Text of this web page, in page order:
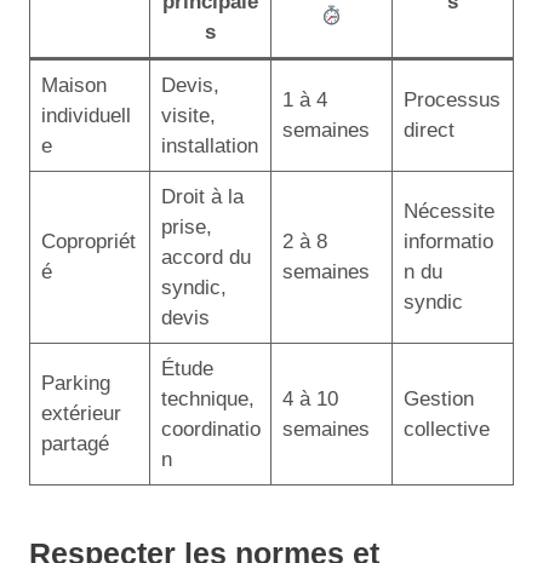
s
Maison
individuell
e
Devis,
visite,
installation
1 à 4
semaines
Processus
direct
Copropriét
é
Droit à la
prise,
accord du
syndic,
devis
2 à 8
semaines
Nécessite
informatio
n du
syndic
Parking
extérieur
partagé
Étude
technique,
coordinatio
n
4 à 10
semaines
Gestion
collective
Respecter les normes et